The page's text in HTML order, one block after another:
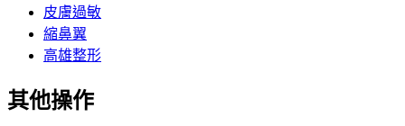
皮膚過敏
縮鼻翼
高雄整形
其他操作